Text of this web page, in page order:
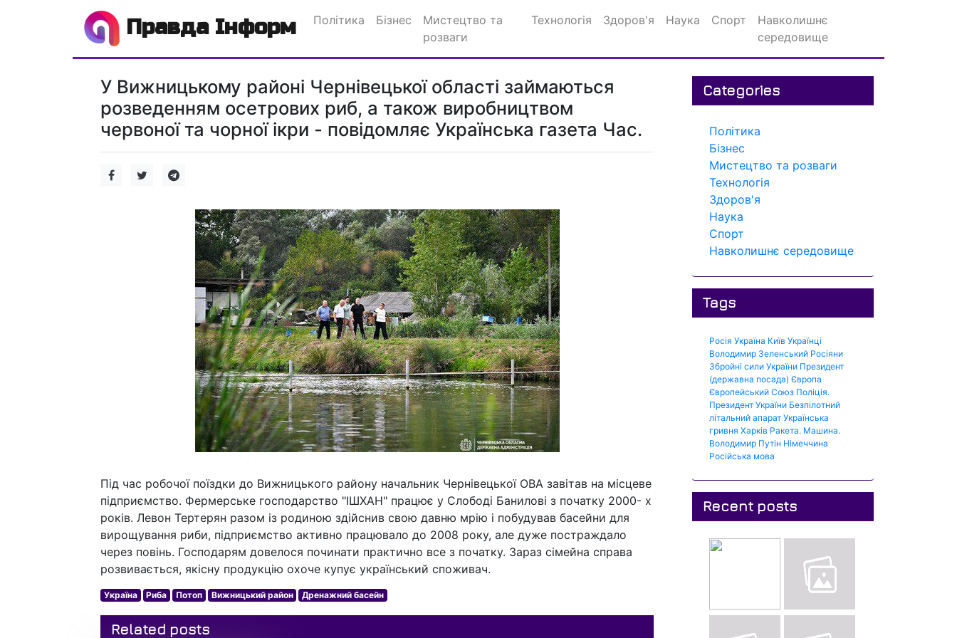
Правда Інформ Політика Бізнес
Мистецтво та
розваги
Технологія Здоров'я Наука Спорт
Навколишнє
середовище
У Вижницькому районі Чернівецької області займаються
розведенням осетрових риб, а також виробництвом
червоної та чорної ікри - повідомляє Українська газета Час.
Під час робочої поїздки до Вижницького району начальник Чернівецької ОВА завітав на місцеве
підприємство. Фермерське господарство "ІШХАН" працює у Слободі Банилові з початку 2000- х
років. Левон Тертерян разом із родиною здійснив свою давню мрію і побудував басейни для
вирощування риби, підприємство активно працювало до 2008 року, але дуже постраждало
через повінь. Господарям довелося починати практично все з початку. Зараз сімейна справа
розвивається, якісну продукцію охоче купує український споживач.
Україна Риба Потоп Вижницький район Дренажний басейн
Related posts
Categories
Політика
Бізнес
Мистецтво та розваги
Технологія
Здоров'я
Наука
Спорт
Навколишнє середовище
Tags
Росія Україна Київ Українці
Володимир Зеленський Росіяни
Збройні сили України Президент
(державна посада) Європа
Європейський Союз Поліція.
Президент України Безпілотний
літальний апарат Українська
гривня Харків Ракета. Машина.
Володимир Путін Німеччина
Російська мова
Recent posts